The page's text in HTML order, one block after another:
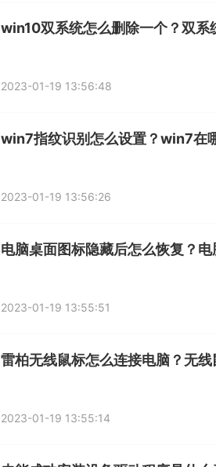
win10双系统怎么删除一个？双系
2023-01-19 13:56:48
win7指纹识别怎么设置？win7在
2023-01-19 13:56:26
电脑桌面图标隐藏后怎么恢复？
2023-01-19 13:55:51
雷柏无线鼠标怎么连接电脑？无
2023-01-19 13:55:14